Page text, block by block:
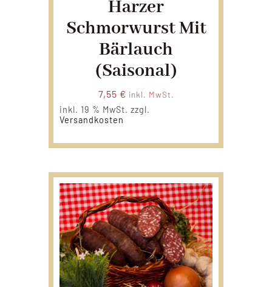
Harzer
Schmorwurst Mit
Bärlauch
(Saisonal)
7,55 € inkl. MwSt.
inkl. 19 % MwSt. zzgl.
Versandkosten